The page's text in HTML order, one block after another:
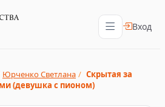
Вход
Юрченко Светлана / Скрытая за
(девушка с пионом)